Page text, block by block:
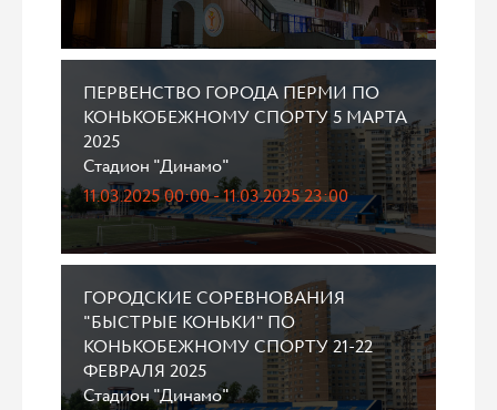
ПЕРВЕНСТВО ГОРОДА ПЕРМИ ПО
КОНЬКОБЕЖНОМУ СПОРТУ 5 МАРТА
2025
Стадион "Динамо"
11.03.2025 00:00 - 11.03.2025 23:00
ГОРОДСКИЕ СОРЕВНОВАНИЯ
"БЫСТРЫЕ КОНЬКИ" ПО
КОНЬКОБЕЖНОМУ СПОРТУ 21-22
ФЕВРАЛЯ 2025
Стадион "Динамо"